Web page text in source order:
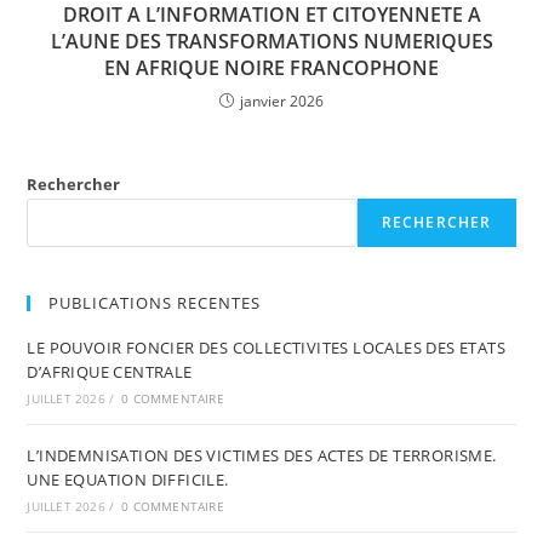
DROIT A L’INFORMATION ET CITOYENNETE A
L’AUNE DES TRANSFORMATIONS NUMERIQUES
EN AFRIQUE NOIRE FRANCOPHONE
janvier 2026
Rechercher
RECHERCHER
PUBLICATIONS RECENTES
LE POUVOIR FONCIER DES COLLECTIVITES LOCALES DES ETATS
D’AFRIQUE CENTRALE
JUILLET 2026 / 0 COMMENTAIRE
L’INDEMNISATION DES VICTIMES DES ACTES DE TERRORISME.
UNE EQUATION DIFFICILE.
JUILLET 2026 / 0 COMMENTAIRE